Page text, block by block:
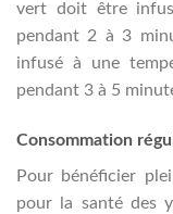
vert doit être
pendant 2 à 3
infusé à une
pendant 3 à 5
Consommation
Pour bénéficier
pour la santé des